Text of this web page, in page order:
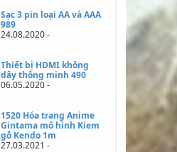
Sạc 3 pin loại AA và AAA
989
24.08.2020 -
Thiết bị HDMI không
dây thông minh 490
06.05.2020 -
1520 Hóa trang Anime
Gintama mô hình Kiem
gỗ Kendo 1m
27.03.2021 -